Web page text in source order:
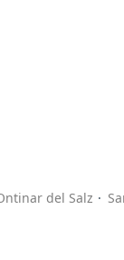
del Salz